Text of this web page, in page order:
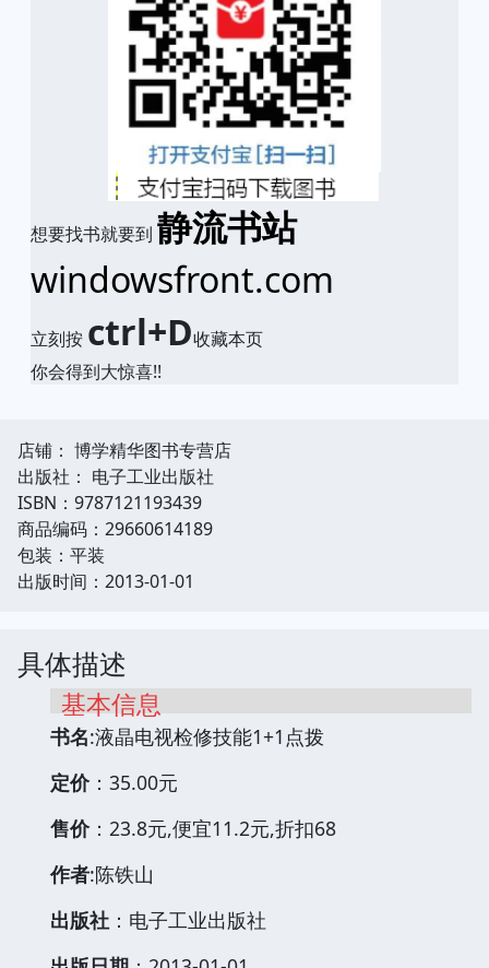
想要找书就要到 静流书站
windowsfront.com
立刻按 ctrl+D收藏本页
你会得到大惊喜!!
店铺： 博学精华图书专营店
出版社： 电子工业出版社
ISBN：9787121193439
商品编码：29660614189
包装：平装
出版时间：2013-01-01
具体描述
基本信息
书名:液晶电视检修技能1+1点拨
定价：35.00元
售价：23.8元,便宜11.2元,折扣68
作者:陈铁山
出版社 ：电子工业出版社